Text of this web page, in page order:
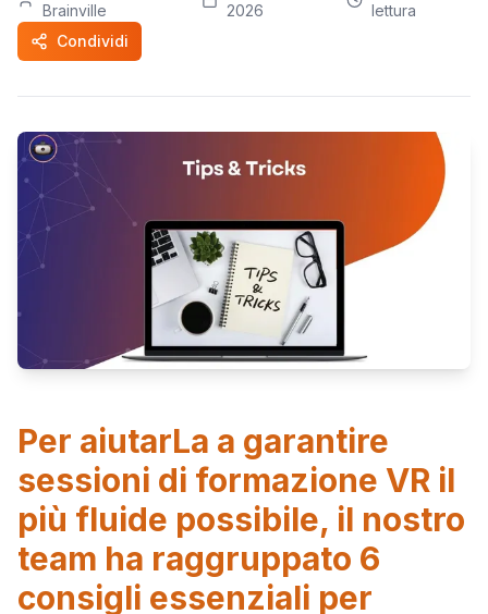
Brainville
2026
lettura
Condividi
Per aiutarLa a garantire
sessioni di formazione VR il
più fluide possibile, il nostro
team ha raggruppato 6
consigli essenziali per